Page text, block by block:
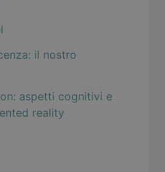
il nostro
aspetti cognitivi e
reality